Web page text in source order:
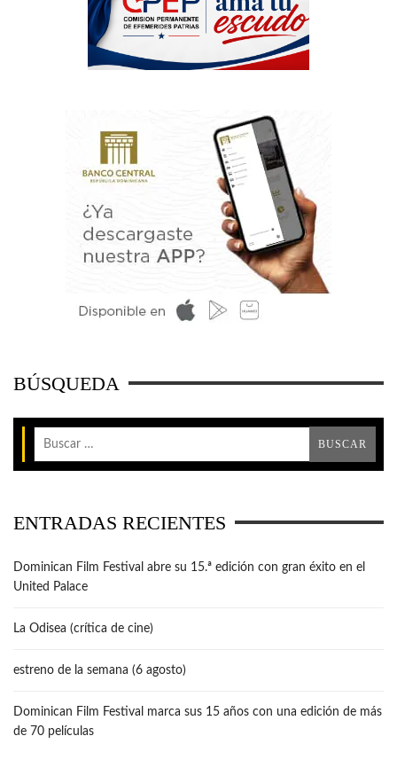
BÚSQUEDA
ENTRADAS RECIENTES
Dominican Film Festival abre su 15.ª edición con gran éxito en el
United Palace
La Odisea (crítica de cine)
estreno de la semana (6 agosto)
Dominican Film Festival marca sus 15 años con una edición de más
de 70 películas